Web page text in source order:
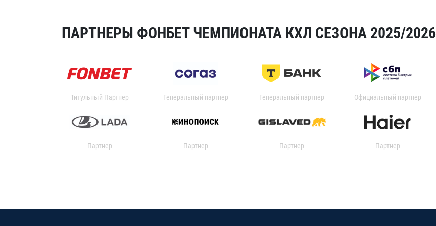
ПАРТНЕРЫ ФОНБЕТ ЧЕМПИОНАТА КХЛ СЕЗОНА 2025/2026
Титульный Партнер Генеральный партнер Генеральный партнер Официальный партнер
Партнер Партнер Партнер Партнер